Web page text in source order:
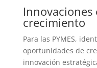
Innovaciones
crecimiento
Para las PYMES,
oportunidades de
innovación